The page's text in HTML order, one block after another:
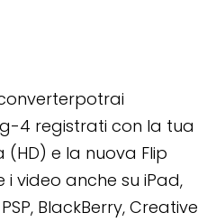
4 registrati con la tua
(HD) e la nuova Flip
i video anche su iPad,
BlackBerry, Creative